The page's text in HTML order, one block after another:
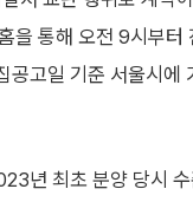
을 통해 오전 9시부터
고일 기준 서울시
년 최초 분양 당시